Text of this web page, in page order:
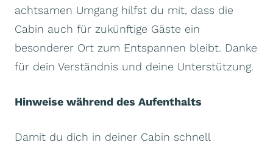
achtsamen Umgang hilfst du mit, dass die
Cabin auch für zukünftige Gäste ein
besonderer Ort zum Entspannen bleibt. Danke
für dein Verständnis und deine Unterstützung.
Hinweise während des Aufenthalts
Damit du dich in deiner Cabin schnell